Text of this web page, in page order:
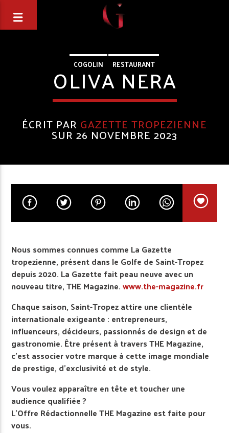
COGOLIN RESTAURANT
OLIVA NERA
ÉCRIT PAR GAZETTE TROPEZIENNE
SUR 26 NOVEMBRE 2023
Nous sommes connues comme La Gazette
tropezienne, présent dans le Golfe de Saint-Tropez
depuis 2020. La Gazette fait peau neuve avec un
nouveau titre, THE Magazine.www.the-magazine.fr
Chaque saison, Saint-Tropez attire une clientèle
internationale exigeante : entrepreneurs,
influenceurs, décideurs, passionnés de design et de
gastronomie. Être présent à travers THE Magazine,
c’est associer votre marque à cette image mondiale
de prestige, d’exclusivité et de style.
Vous voulez apparaître en tête et toucher une
audience qualifiée ?
L’Offre Rédactionnelle THE Magazine est faite pour
vous.